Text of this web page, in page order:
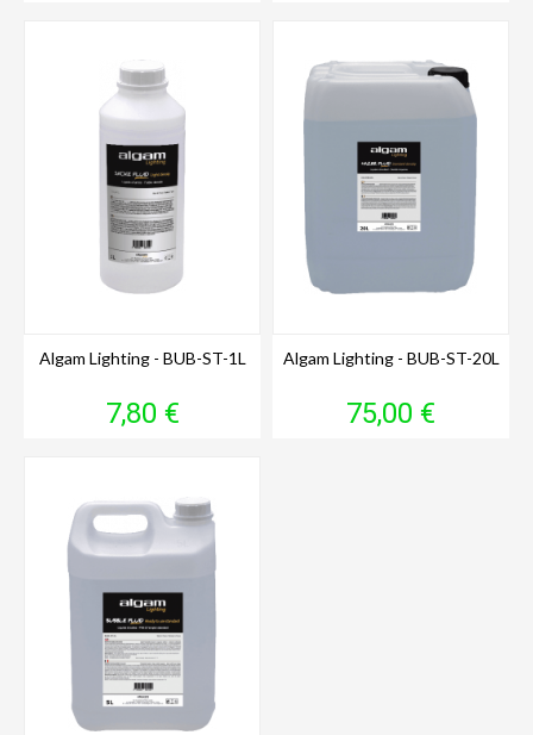
Algam Lighting - BUB-ST-1L
Prix
7,80 €
Algam Lighting - BUB-ST-20L
Prix
75,00 €